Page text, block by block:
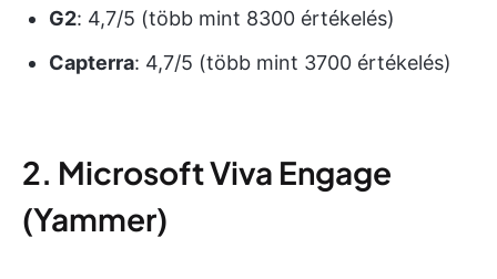
G2: 4,7/5 (több mint 8300 értékelés)
Capterra: 4,7/5 (több mint 3700 értékelés)
2. Microsoft Viva Engage
(Yammer)